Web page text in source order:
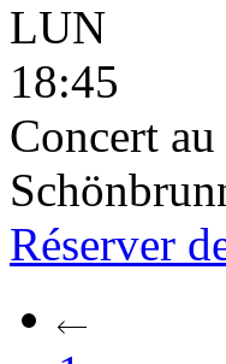
LUN
18:45
Concert
Réserver